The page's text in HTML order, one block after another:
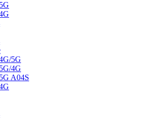
5G
4G
A04S